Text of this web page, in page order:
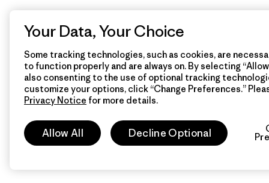
Your Data, Your Choice
Some tracking technologies, such as cookies, are
to function properly and are always on. By selecting “Allow
also consenting to the use of optional tracking
customize your options, click “Change Preferences.”
Privacy Notice for more details.
Allow All Decline Optional